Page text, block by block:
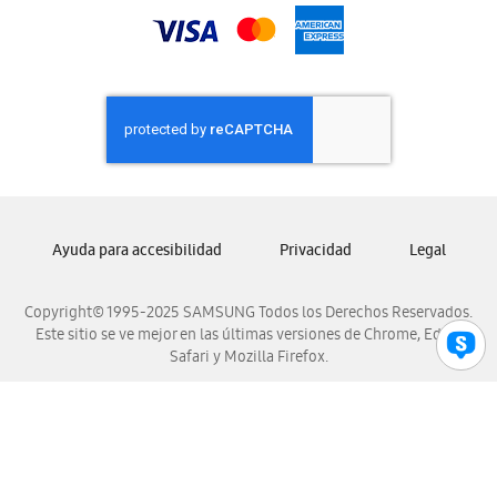
Samsung Nicaragua
Samsung Panamá
Samsung República Dominicana
Samsung Venezuela
Copyright© 1995-2025 SAMSUNG Todos los Derechos Reservados.
Este sitio se ve mejor en las últimas versiones de Chrome, Edge,
Safari y Mozilla Firefox.
Ayuda para accesibilidad Privacidad Legal